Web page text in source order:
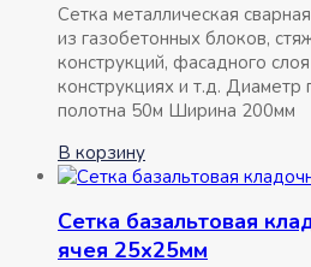
Сетка металлическая
из газобетонных блоков,
конструкций, фасадного
конструкциях и т.д. Диаметр
полотна 50м Ширина 200мм
В корзину
Сетка базальтовая
ячея 25х25мм